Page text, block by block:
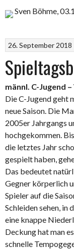
Sven Böhme,
26. September 2018
männl. C-Jugend
Die C-Jugend geht
neue Saison. Die
2005er Jahrgangs
hochgekommen.
die letztes Jahr
gespielt haben,
Das bedeutet
Gegner körperlich
Spieler auf die
Schleiden sehen, in
eine knappe
Deckung hat man
schnelle